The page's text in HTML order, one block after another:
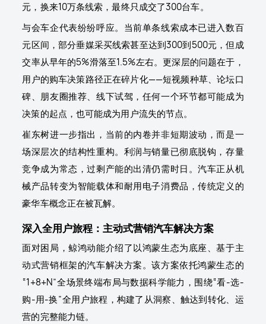
元，换来10万条线索，最终只成交了300台车。
与会车企代表纷纷呼应。当前单条线索成本已进入数百
元区间，部分垂媒采买线索甚至达到300到500元，但成
交率从早年的5%滑落至1.5%左右。更深层的问题在于，
用户的购车决策路径正在碎片化——短视频种草、论坛口
碑、朋友圈推荐、线下试驾，任何一个环节都可能成为
决策的起点，也可能成为用户流失的节点。
崔东树进一步指出，当前的内卷并非短期波动，而是一
场深层次的结构性重构。利润与销量已彻底脱钩，存量
竞争成为常态，过剩产能的出清仍需时日。汽车正从机
械产品转变为智能载体和耐用电子消费品，传统定义的
豪华车概念正在被瓦解。
深入全用户旅程：主动式营销汽车解决方案
面对困局，鲸鸿动能介绍了以鸿蒙生态为底座、基于主
动式营销框架的汽车解决方案。该方案依托鸿蒙生态的
“1+8+N”全场景终端布局与数据科学能力，围绕“看-选-
购-用-换”全用户旅程，构建了从洞察、触达到转化、运
营的完整能力链。